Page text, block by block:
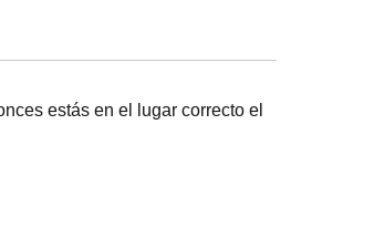
estás en el lugar correcto el